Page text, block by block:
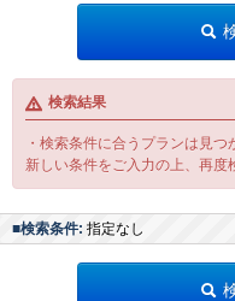
検索結果
・検索条件に合うプランは見つ
新しい条件をご入力の上、再度
■検索条件: 指定なし